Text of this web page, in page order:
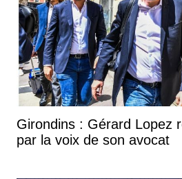
Girondins : Gérard Lopez
par la voix de son avocat